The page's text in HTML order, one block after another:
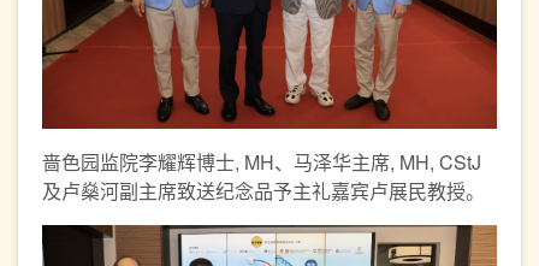
啬色园监院李耀辉博士, MH、马泽华主席, MH, CStJ
及卢燊河副主席致送纪念品予主礼嘉宾卢展民教授。